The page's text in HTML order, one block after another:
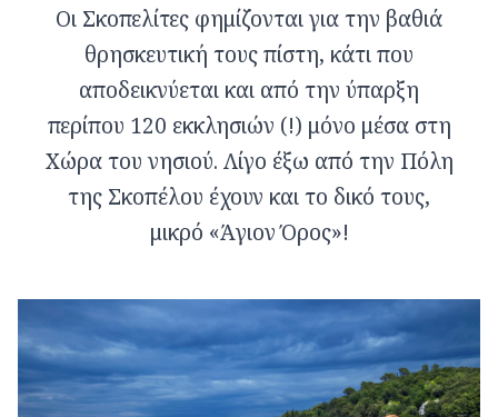
Οι Σκοπελίτες φημίζονται για την βαθιά
θρησκευτική τους πίστη, κάτι που
αποδεικνύεται και από την ύπαρξη
περίπου 120 εκκλησιών (!) μόνο μέσα στη
Χώρα του νησιού. Λίγο έξω από την Πόλη
της Σκοπέλου έχουν και το δικό τους,
μικρό «Άγιον Όρος»!